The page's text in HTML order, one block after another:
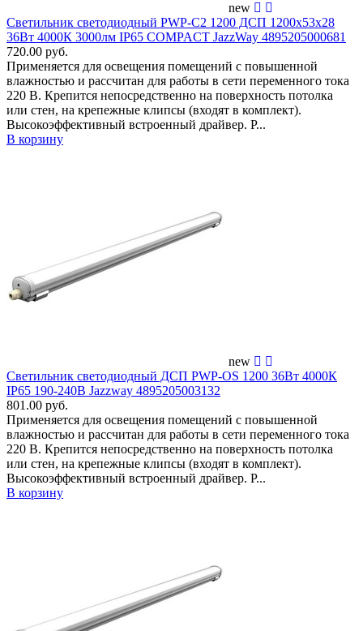
new
Светильник светодиодный PWP-С2 1200 ДСП 1200х53х28
36Вт 4000К 3000лм IP65 COMPACT JazzWay 4895205000681
720.00 руб.
Применяется для освещения помещений c повышенной
влажностью и рассчитан для работы в сети переменного тока
220 В. Крепится непосредственно на поверхность потолка
или стен, на крепежные клипсы (входят в комплект).
Высокоэффективный встроенный драйвер. Р...
В корзину
new
Светильник светодиодный ДСП PWP-OS 1200 36Вт 4000К
IP65 190-240В Jazzway 4895205003132
801.00 руб.
Применяется для освещения помещений c повышенной
влажностью и рассчитан для работы в сети переменного тока
220 В. Крепится непосредственно на поверхность потолка
или стен, на крепежные клипсы (входят в комплект).
Высокоэффективный встроенный драйвер. Р...
В корзину